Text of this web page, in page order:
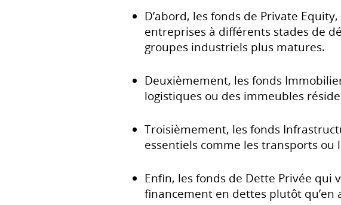
D’abord, les fonds de Private
entreprises à différents stades de
groupes industriels plus matures.
Deuxièmement, les fonds
logistiques ou des immeubles
Troisièmement, les fonds
essentiels comme les transports
Enfin, les fonds de Dette Privée qui
financement en dettes plutôt qu’en